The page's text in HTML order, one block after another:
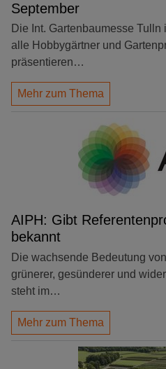
September
Die Int. Gartenbaumesse
alle Hobbygärtner und
präsentieren…
Mehr zum Thema
AIPH: Gibt
bekannt
Die wachsende Bedeutung
grünerer, gesünderer und
steht im…
Mehr zum Thema